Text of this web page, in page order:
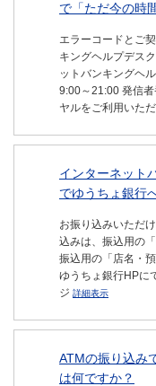
で「ただ今の時
エラーコードとご
キングヘルプデス
ットバンキングヘ
9:00～21:00 発信
ヤルをご利用いた
インターネット
でゆうちょ銀行
お振り込みいただ
込みは、振込用の
振込用の「店名・
ゆうちょ銀行HPに
ジ 詳細表示
ATMの振り込み
は何ですか？